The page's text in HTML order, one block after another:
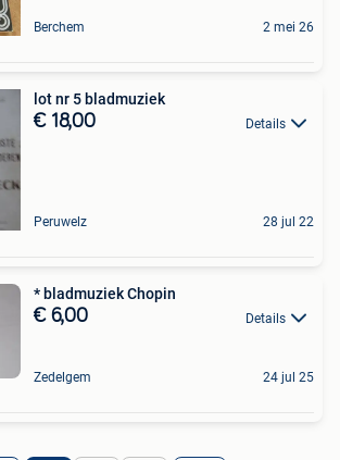
Berchem 2 mei 26
lot nr 5 bladmuziek
€ 18,00 Details
Peruwelz 28 jul 22
* bladmuziek Chopin
€ 6,00 Details
Zedelgem 24 jul 25